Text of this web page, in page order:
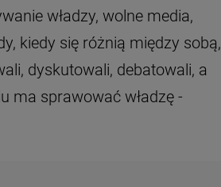
władzy, wolne media,
kiedy się różnią między sobą,
dyskutowali, debatowali, a
ma sprawować władzę -